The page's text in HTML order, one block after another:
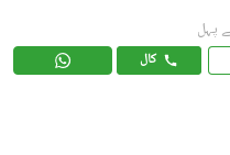
کال